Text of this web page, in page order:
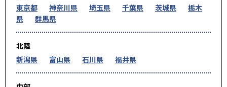
東京都
神奈川県 埼玉県 千葉県 茨城県
栃木
県
群馬県
北陸
新潟県
富山県 石川県 福井県